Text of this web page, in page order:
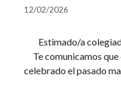
12/02/2026
Estimado/a
Te comunicamos
celebrado el pasado